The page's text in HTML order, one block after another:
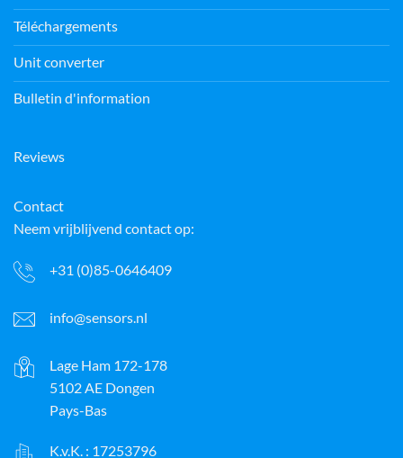
Téléchargements
Unit converter
Bulletin d'information
Reviews
Contact
Neem vrijblijvend contact op:
+31 (0)85-0646409
info@sensors.nl
Lage Ham 172-178
5102 AE Dongen
Pays-Bas
K.v.K. : 17253796